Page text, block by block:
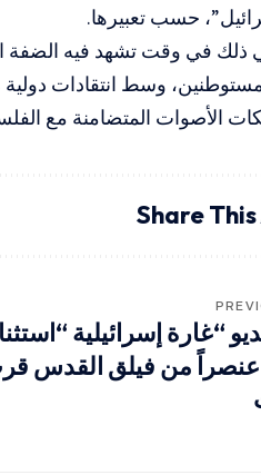
حسب تعبيرها.
ذلك في وقت تشهد فيه الضفة
وسط انتقادات دولية
الأصوات المتضامنة مع
Share
“غارة إسرائيلية
عنصراً من فيلق القدس